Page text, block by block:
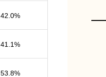
42.0%
41.1%
53.8%